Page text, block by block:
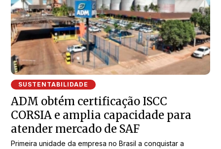
SUSTENTABILIDADE
ADM obtém certificação ISCC
CORSIA e amplia capacidade para
atender mercado de SAF
Primeira unidade da empresa no Brasil a conquistar a